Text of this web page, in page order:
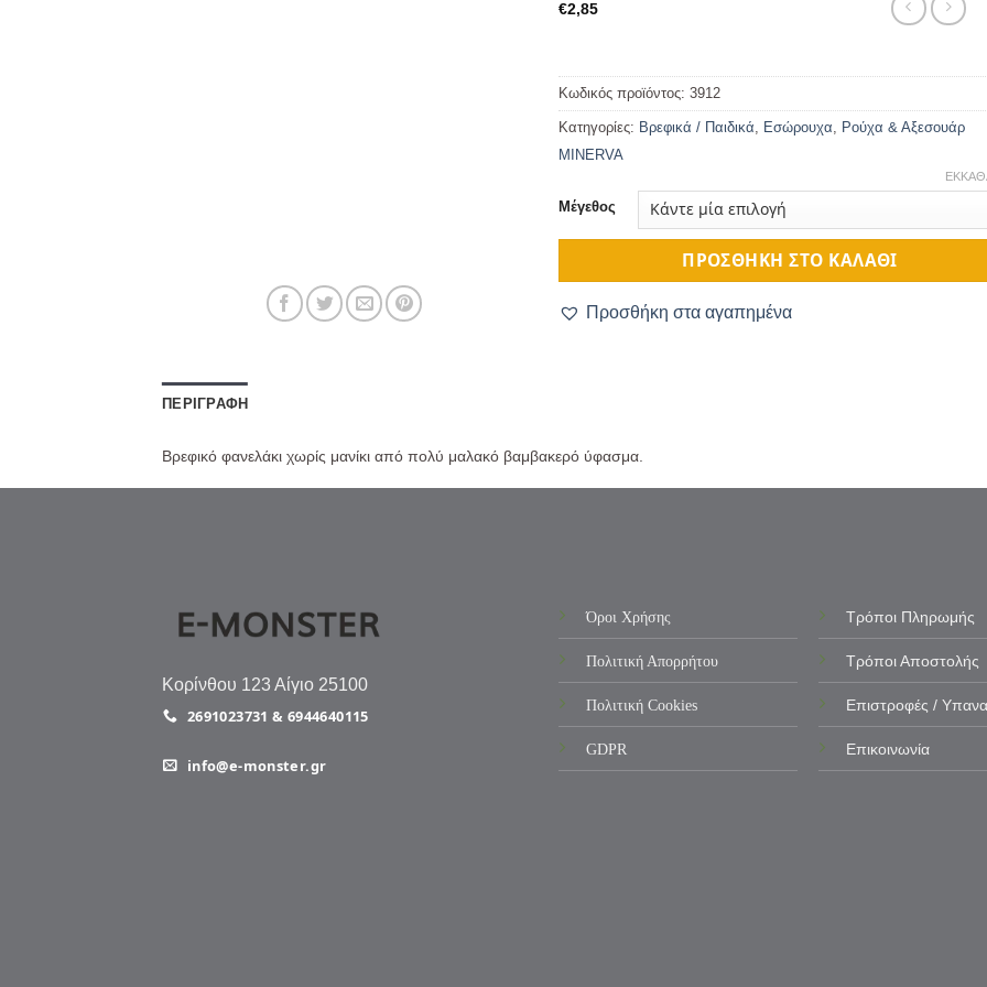
€2,85
Κωδικός προϊόντος: 3912
Κατηγορίες: Βρεφικά / Παιδικά, Εσώρουχα, Ρούχα & Αξεσουάρ
MINERVA
Μέγεθος
ΠΡΟΣΘΉΚΗ ΣΤΟ ΚΑΛΆΘΙ
Προσθήκη στα αγαπημένα
ΠΕΡΙΓΡΑΦΉ
Βρεφικό φανελάκι χωρίς μανίκι από πολύ μαλακό βαμβακερό ύφασμα.
Κορίνθου 123 Αίγιο 25100
2691023731 & 6944640115
info@e-monster.gr
Όροι Χρήσης
Πολιτική Απορρήτου
Πολιτική Cookies
GDPR
Τρόποι Πληρωμής
Τρόποι Αποστολής
Επιστροφές /
Επικοινωνία